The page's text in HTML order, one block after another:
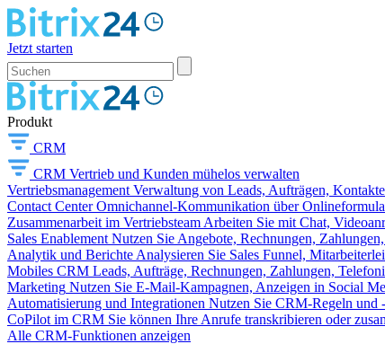
Jetzt starten
Produkt
CRM
CRM Vertrieb und Kunden mühelos verwalten
Vertriebsmanagement Verwaltung von Leads, Aufträgen,
Contact Center Omnichannel-Kommunikation über
Zusammenarbeit im Vertriebsteam Arbeiten Sie mit Chat,
Sales Enablement Nutzen Sie Angebote, Rechnungen,
Analytik und Berichte Analysieren Sie Sales Funnel,
Mobiles CRM Leads, Aufträge, Rechnungen, Zahlungen,
Marketing Nutzen Sie E-Mail-Kampagnen, Anzeigen in Social
Automatisierung und Integrationen Nutzen Sie CRM-Regeln und
CoPilot im CRM Sie können Ihre Anrufe transkribieren oder
Alle CRM-Funktionen anzeigen